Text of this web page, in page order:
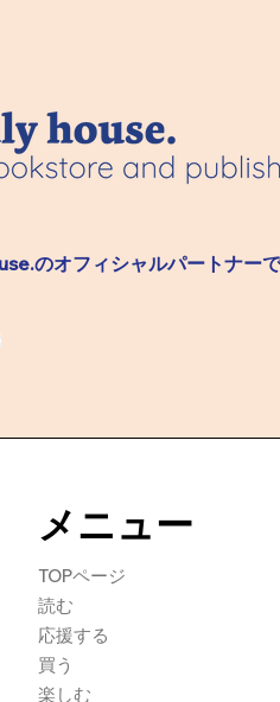
ロイヤル・ピン｜特別
一章 風車 第二話【
のオフィシャル​パートナー
メニュー
TOPページ
​読む
​応援する
買う
​楽しむ